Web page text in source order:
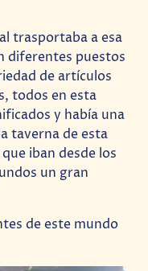
trasportaba a esa
diferentes puestos
de artículos
todos en esta
y había una
taverna de esta
iban desde los
un gran
de este mundo